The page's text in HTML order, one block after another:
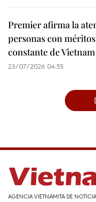
Premier afirma la
personas con
constante de Vietnam
23/07/2026 04:55
AGENCIA VIETNAMITA DE